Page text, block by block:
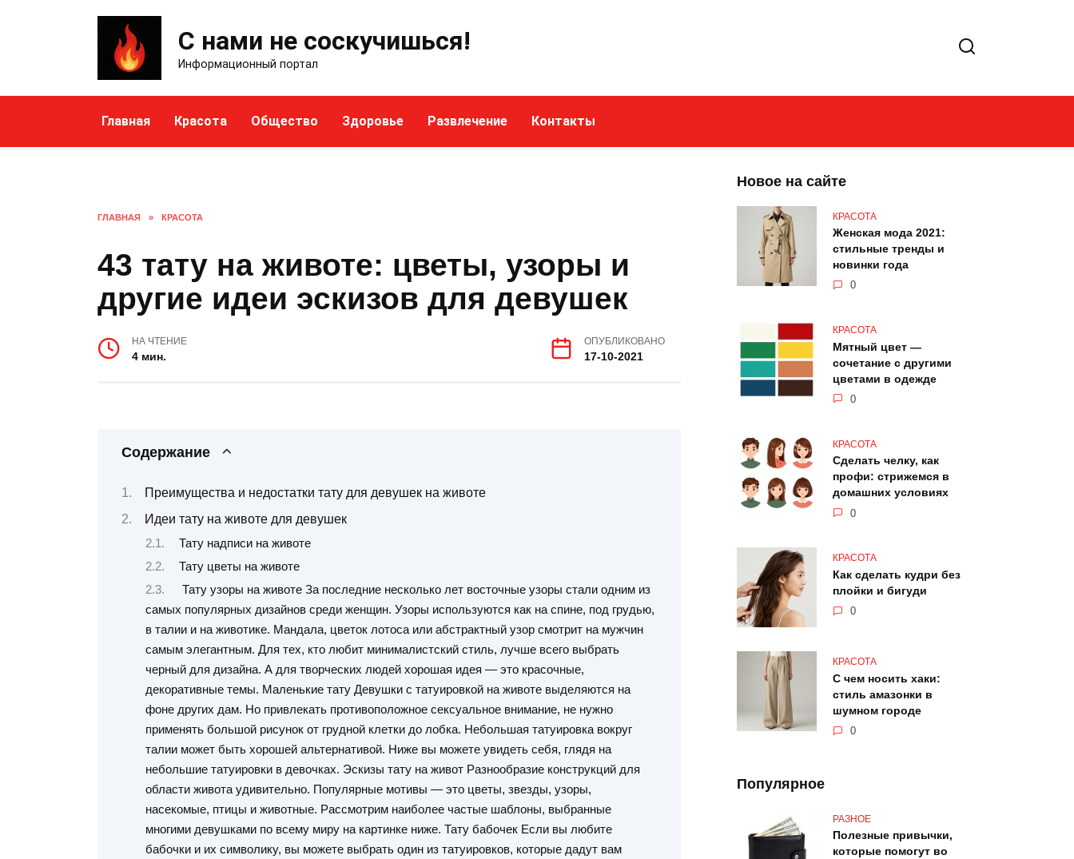
С нами не соскучишься!
Информационный портал
Главная Красота Общество Здоровье Развлечение Контакты
ГЛАВНАЯ » КРАСОТА
43 тату на животе: цветы, узоры и
другие идеи эскизов для девушек
НА ЧТЕНИЕ
4 мин.
ОПУБЛИКОВАНО
17-10-2021
Содержание
Преимущества и недостатки тату для девушек на животе
Идеи тату на животе для девушек
Тату надписи на животе
Тату цветы на животе
Тату узоры на животе За последние несколько лет восточные узоры стали одним из
самых популярных дизайнов среди женщин. Узоры используются как на спине, под грудью,
в талии и на животике. Мандала, цветок лотоса или абстрактный узор смотрит на мужчин
самым элегантным. Для тех, кто любит минималистский стиль, лучше всего выбрать
черный для дизайна. А для творческих людей хорошая идея — это красочные,
декоративные темы. Маленькие тату Девушки с татуировкой на животе выделяются на
фоне других дам. Но привлекать противоположное сексуальное внимание, не нужно
применять большой рисунок от грудной клетки до лобка. Небольшая татуировка вокруг
талии может быть хорошей альтернативой. Ниже вы можете увидеть себя, глядя на
небольшие татуировки в девочках. Эскизы тату на живот Разнообразие конструкций для
области живота удивительно. Популярные мотивы — это цветы, звезды, узоры,
насекомые, птицы и животные. Рассмотрим наиболее частые шаблоны, выбранные
многими девушками по всему миру на картинке ниже. Тату бабочек Если вы любите
бабочки и их символику, вы можете выбрать один из татуировков, которые дадут вам
Новое на сайте
КРАСОТА
Женская мода 2021:
стильные тренды и
новинки года
0
КРАСОТА
Мятный цвет —
сочетание с другими
цветами в одежде
0
КРАСОТА
Сделать челку, как
профи: стрижемся в
домашних условиях
0
КРАСОТА
Как сделать кудри без
плойки и бигуди
0
КРАСОТА
С чем носить хаки:
стиль амазонки в
шумном городе
0
Популярное
РАЗНОЕ
Полезные привычки,
которые помогут во